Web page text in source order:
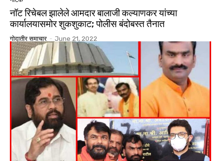
नॉट रिचेबल झालेले आमदार बालाजी कल्याणकर यांच्या
कार्यालयासमोर शुकशुकाट; पोलीस बंदोबस्त तैनात
गोदातीर समाचार - June 21, 2022